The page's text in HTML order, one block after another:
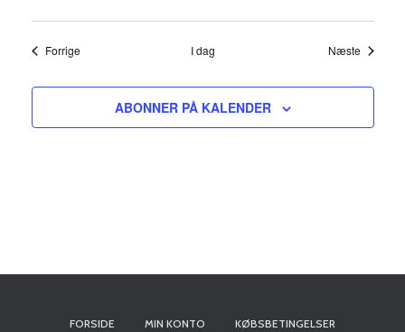
ForrigeBegivenheder I dag Næste
ABONNER PÅ KALENDER
FORSIDE MIN KONTO KØBSBETINGELSER